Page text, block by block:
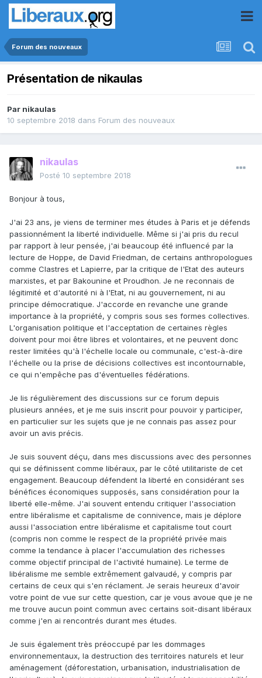
Forum des nouveaux
Présentation de nikaulas
Par nikaulas
10 septembre 2018 dans Forum des nouveaux
nikaulas
Posté 10 septembre 2018
Bonjour à tous,
J'ai 23 ans, je viens de terminer mes études à Paris et je défends
passionnément la liberté individuelle. Même si j'ai pris du recul
par rapport à leur pensée, j'ai beaucoup été influencé par la
lecture de Hoppe, de David Friedman, de certains anthropologues
comme Clastres et Lapierre, par la critique de l'Etat des auteurs
marxistes, et par Bakounine et Proudhon. Je ne reconnais de
légitimité et d'autorité ni à l'Etat, ni au gouvernement, ni au
principe démocratique. J'accorde en revanche une grande
importance à la propriété, y compris sous ses formes collectives.
L'organisation politique et l'acceptation de certaines règles
doivent pour moi être libres et volontaires, et ne peuvent donc
rester limitées qu'à l'échelle locale ou communale, c'est-à-dire
l'échelle ou la prise de décisions collectives est incontournable,
ce qui n'empêche pas d'éventuelles fédérations.
Je lis régulièrement des discussions sur ce forum depuis
plusieurs années, et je me suis inscrit pour pouvoir y participer,
en particulier sur les sujets que je ne connais pas assez pour
avoir un avis précis.
Je suis souvent déçu, dans mes discussions avec des personnes
qui se définissent comme libéraux, par le côté utilitariste de cet
engagement. Beaucoup défendent la liberté en considérant ses
bénéfices économiques supposés, sans considération pour la
liberté elle-même. J'ai souvent entendu critiquer l'association
entre libéralisme et capitalisme de connivence, mais je déplore
aussi l'association entre libéralisme et capitalisme tout court
(compris non comme le respect de la propriété privée mais
comme la tendance à placer l'accumulation des richesses
comme objectif principal de l'activité humaine). Le terme de
libéralisme me semble extrêmement galvaudé, y compris par
certains de ceux qui s'en réclament. Je serais heureux d'avoir
votre point de vue sur cette question, car je vous avoue que je ne
me trouve aucun point commun avec certains soit-disant libéraux
comme j'en ai rencontrés durant mes études.
Je suis également très préoccupé par les dommages
environnementaux, la destruction des territoires naturels et leur
aménagement (déforestation, urbanisation, industrialisation de